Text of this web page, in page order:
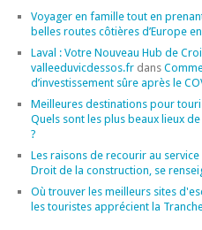
Voyager en famille tout en
belles routes côtières d’Europe
Laval : Votre Nouveau Hub de
valleeduvicdessos.fr dans
d’investissement sûre après le
Meilleures destinations pour
Quels sont les plus beaux lieux
?
Les raisons de recourir au service
Droit de la construction, se
Où trouver les meilleurs sites
les touristes apprécient la